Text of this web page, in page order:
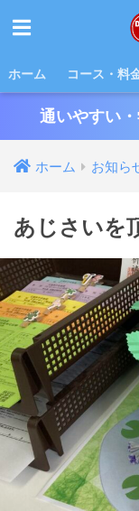
ホーム コース・料
通いやすい
ホーム お知ら
あじさいを